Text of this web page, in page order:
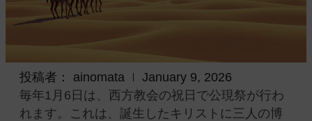
投稿者： ainomata
January 9, 2026
毎年1月6日は、西方教会の祝日で公現祭が行わ
れます。これは、誕生したキリストに三人の博